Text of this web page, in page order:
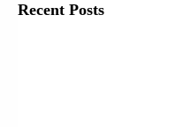
Recent Posts